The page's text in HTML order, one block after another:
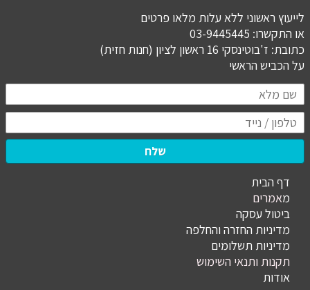
לייעוץ ראשוני ללא עלות מלאו פרטים
או התקשרו: 03-9445445
כתובת: ז'בוטינסקי 16 ראשון לציון (חנות חזית)
​​​​​​​על הכביש הראשי
שלח
דף הבית
מאמרים
ביטול עסקה
מדיניות החזרה והחלפה
מדיניות תשלומים
תקנות ותנאי השימוש
אודות